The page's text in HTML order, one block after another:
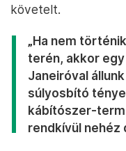
követelt.
„Ha nem
terén, akkor
Janeiróval
súlyosbító
kábítószer-
rendkívül nehéz